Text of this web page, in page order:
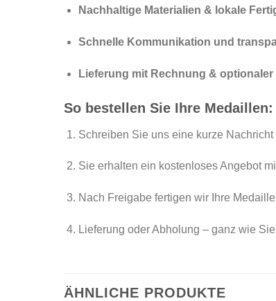
Nachhaltige Materialien & lokale
Schnelle Kommunikation und
Lieferung mit Rechnung &
So bestellen Sie Ihre Medaillen:
Schreiben Sie uns eine kurze
Sie erhalten ein kostenloses Angebot
Nach Freigabe fertigen wir Ihre
Lieferung oder Abholung – ganz wie
ÄHNLICHE PRODUKTE